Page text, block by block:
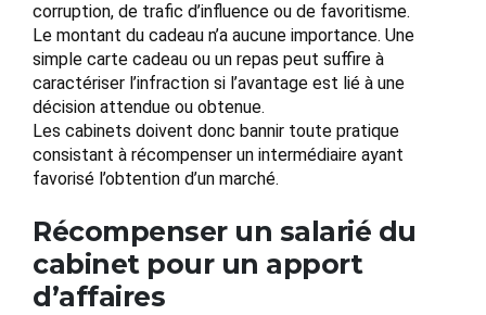
corruption, de trafic d’influence ou de favoritisme.
Le montant du cadeau n’a aucune importance. Une
simple carte cadeau ou un repas peut suffire à
caractériser l’infraction si l’avantage est lié à une
décision attendue ou obtenue.
Les cabinets doivent donc bannir toute pratique
consistant à récompenser un intermédiaire ayant
favorisé l’obtention d’un marché.
Récompenser un salarié du
cabinet pour un apport
d’affaires